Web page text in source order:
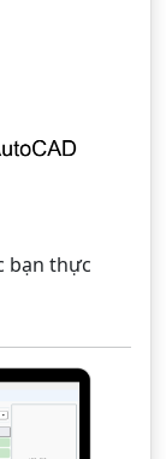
bạn thực